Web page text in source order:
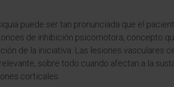
puede ser tan pronunciada que el
de inhibición psicomotora, concepto
de la iniciativa. Las lesiones vasculares
sobre todo cuando afectan a la
corticales.